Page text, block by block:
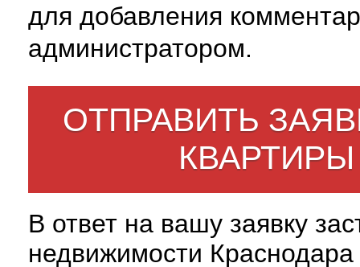
для добавления
администратором.
ОТПРАВИТЬ
В ответ на вашу заявку
недвижимости